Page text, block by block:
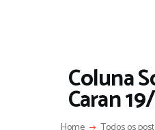
Coluna
Caran